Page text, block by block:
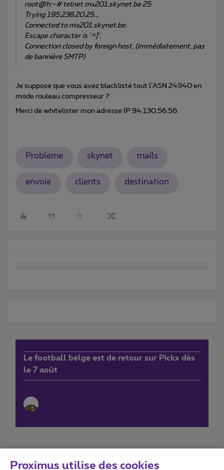
root@h:~# telnet mx201.skynet.be 25
Trying 195.238.20.25...
Connected to mx201.skynet.be.
Escape character is '^]'.
Connection closed by foreign host. (immédiatement, pas
de bannière SMTP)
Je suppose que vous avez blacklisté tout l’ASN 24940 en
mode rouleau compresseur ?
Merci de whitelister mon adresse IP 94.130.56.56.
Probleme skynet mails
envoie clients destination
Le football belge est de retour sur Pickx dès
le 7 août
Proximus utilise des cookies